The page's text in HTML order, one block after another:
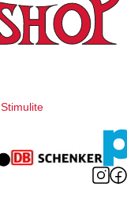
Stimulite